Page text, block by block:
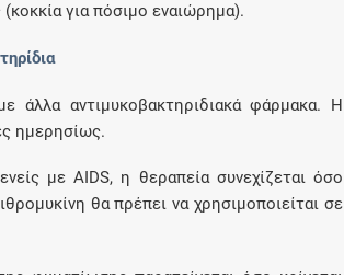
για πόσιμο εναιώρημα).
άλλα αντιμυκοβακτηριδιακά φάρμακα. Η
ημερησίως.
με AIDS, η θεραπεία συνεχίζεται όσο
θα πρέπει να χρησιμοποιείται σε